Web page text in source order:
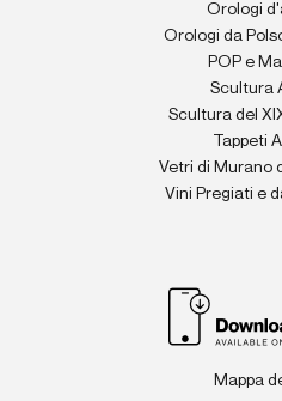
Orologi
Orologi da
POP e
Scultura
Scultura del
Tappeti
Vetri di Murano
Vini Pregiati e
Mappa